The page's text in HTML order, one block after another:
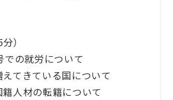
）
の就労について
てきている国について
人材の転籍について